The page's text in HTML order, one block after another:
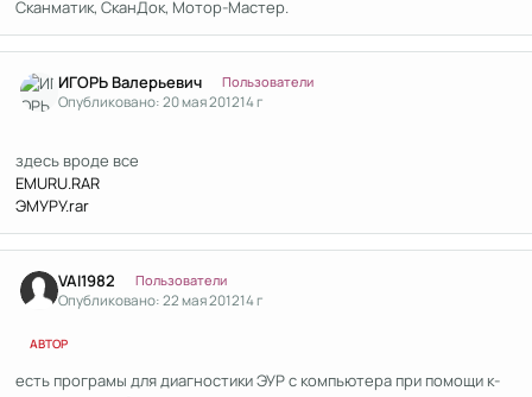
Сканматик, СканДок, Мотор-Мастер.
ИГОРЬ Валерьевич Пользователи
Опубликовано:20 мая 201214 г
здесь вроде все
EMURU.RAR
ЭМУРУ.rar
VAI1982 Пользователи
Опубликовано:22 мая 201214 г
АВТОР
есть програмы для диагностики ЭУР с компьютера при помощи к-